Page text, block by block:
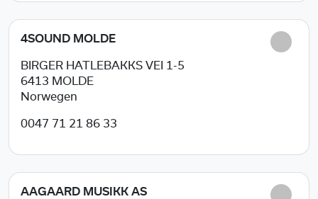
4SOUND MOLDE
BIRGER HATLEBAKKS VEI 1-5
6413 MOLDE
Norwegen
0047 71 21 86 33
AAGAARD MUSIKK AS